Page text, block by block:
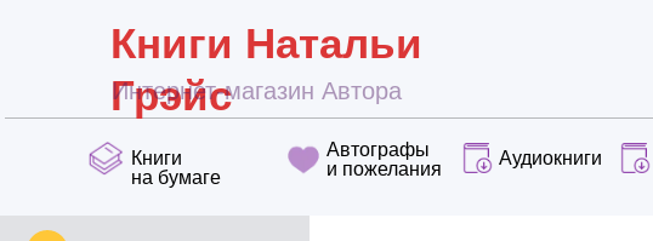
Книги Натальи
Грэйс
Интернет-магазин Автора
Книги
на бумаге
Аудиокниги
Автографы
и пожелания